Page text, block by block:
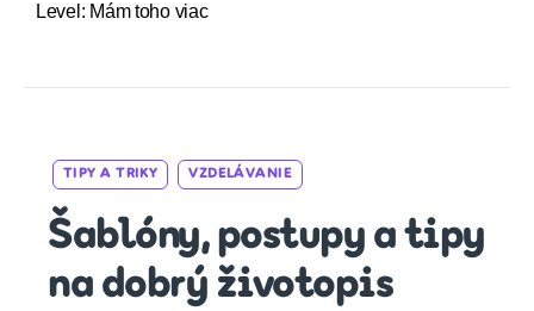
Level: Mám toho viac
Categories
TIPY A TRIKY VZDELÁVANIE
Šablóny, postupy a tipy
na dobrý životopis